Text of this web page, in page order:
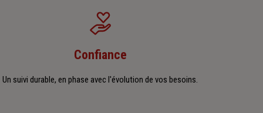
Confiance
Un suivi durable, en phase avec l'évolution de vos besoins.